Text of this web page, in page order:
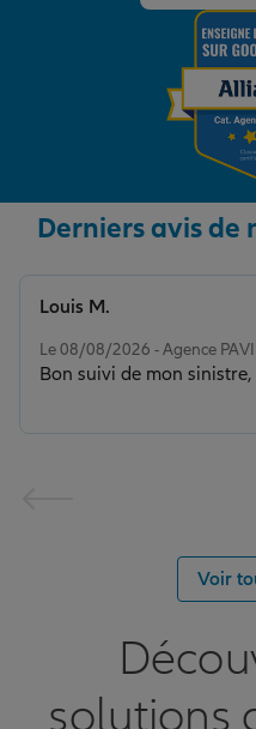
Derniers avis de
Le 08/08/2026 - Agence
Bon suivi de mon sinistre,
Louis M.
Voir
solutions